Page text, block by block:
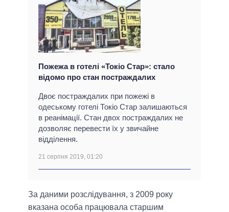
Пожежа в готелі «Токіо Стар»: стало
відомо про стан постраждалих
Двоє постраждалих при пожежі в
одеському готелі Токіо Стар залишаються
в реанімації. Стан двох постраждалих не
дозволяє перевести їх у звичайне
відділення.
21 серпня 2019, 01:20
За даними розслідування, з 2009 року
вказана особа працювала старшим